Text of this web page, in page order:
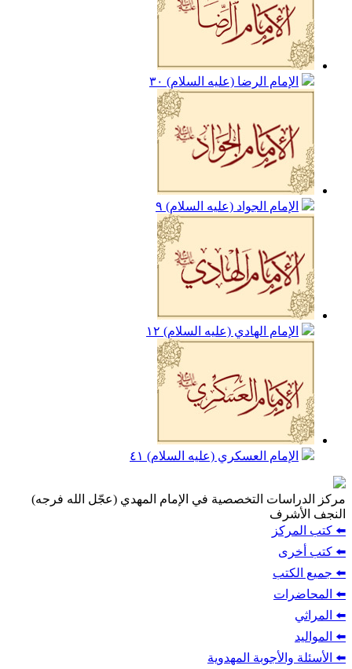
الإمام الرضا (عليه السلام) ٣٠
الإمام الجواد (عليه السلام) ٩
الإمام الهادي (عليه السلام) ١٢
الإمام العسكري (عليه السلام) ٤١
مركز الدراسات التخصصية في الإمام المهدي (عجّل الله فرجه)
النجف الأشرف
⬅️ كتب المركز
⬅️ كتب أخرى
⬅️ جميع الكتب
⬅️ المحاضرات
⬅️ المراثي
⬅️ المواليد
⬅️ الأسئلة والأجوبة المهدوية